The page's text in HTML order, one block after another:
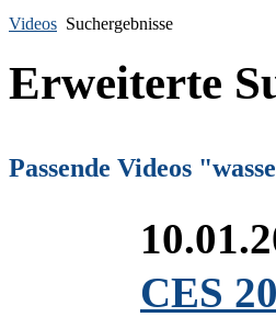
Videos Suchergebnisse
Erweiterte
Passende Videos
CES